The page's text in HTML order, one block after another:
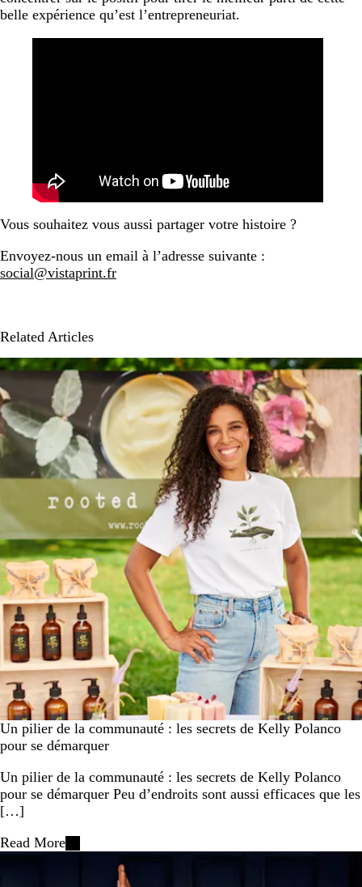
belle expérience qu’est l’entrepreneuriat.
Vous souhaitez vous aussi partager votre histoire ?
Envoyez-nous un email à l’adresse suivante :
social@vistaprint.fr
Related Articles
Un pilier de la communauté : les secrets de Kelly Polanco
pour se démarquer
Un pilier de la communauté : les secrets de Kelly Polanco
pour se démarquer Peu d’endroits sont aussi efficaces que les
[…]
Read More